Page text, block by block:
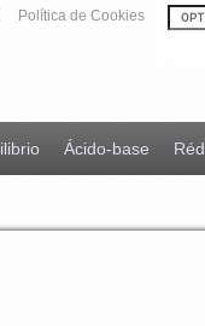
Política de Cookies
Ácido-base